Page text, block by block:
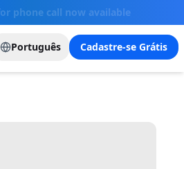
- Join now and grow with
Português Cadastre-se Grátis